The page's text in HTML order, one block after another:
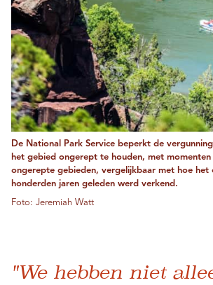
De National Park Service beperkt de
het gebied ongerept te houden, met
ongerepte gebieden, vergelijkbaar met hoe het
honderden jaren geleden werd verkend.
Foto: Jeremiah Watt
"We hebben niet